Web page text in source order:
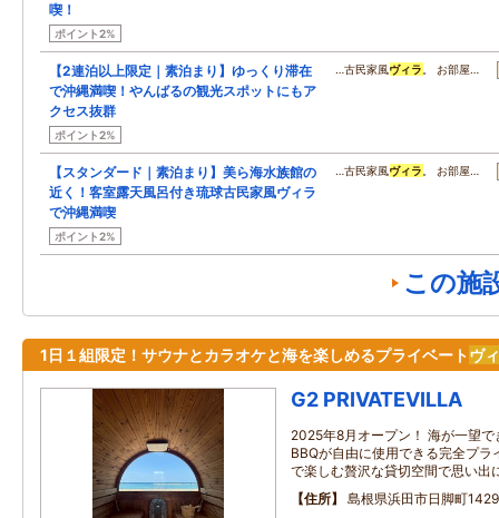
喫！
ポイント2%
【2連泊以上限定｜素泊まり】ゆっくり滞在
で沖縄満喫！やんばるの観光スポットにもア
クセス抜群
ポイント2%
…古民家風ヴィラ 。 お部屋…
【スタンダード｜素泊まり】美ら海水族館の
近く！客室露天風呂付き琉球古民家風ヴィラ
で沖縄満喫
ポイント2%
…古民家風ヴィラ 。 お部屋…
この施
1日１組限定！サウナとカラオケと海を楽しめるプライベートヴ
G2 PRIVATEVILLA
2025年8月オープン！ 海が一望
BBQが自由に使用できる完全プラ
で楽しむ贅沢な貸切空間で思い出
住所
島根県浜田市日脚町